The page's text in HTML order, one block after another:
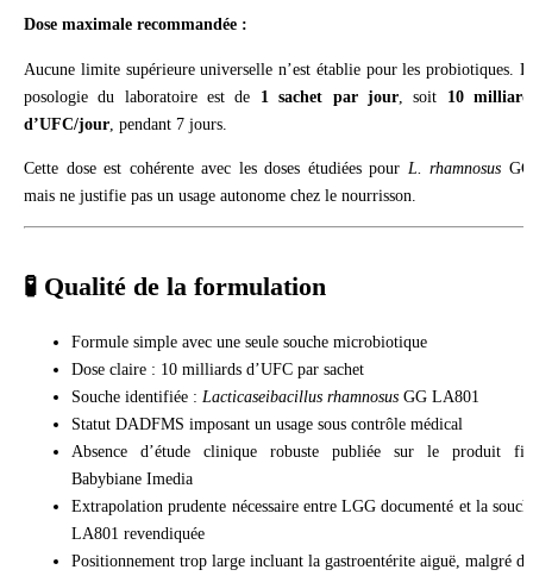
Dose maximale recommandée :
Aucune limite supérieure universelle n’est établie pour les probiotiques.
posologie du laboratoire est de 1 sachet par jour, soit 10
d’UFC/jour , pendant 7 jours.
Cette dose est cohérente avec les doses étudiées pour L. rhamnosus
mais ne justifie pas un usage autonome chez le nourrisson.
🧪 Qualité de la formulation
Formule simple avec une seule souche microbiotique
Dose claire : 10 milliards d’UFC par sachet
Souche identifiée : Lacticaseibacillus rhamnosus GG LA801
Statut DADFMS imposant un usage sous contrôle médical
Absence d’étude clinique robuste publiée sur le produit
Babybiane Imedia
Extrapolation prudente nécessaire entre LGG documenté et la
LA801 revendiquée
Positionnement trop large incluant la gastroentérite aiguë, malgré